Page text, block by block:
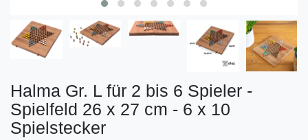
Halma Gr. L für 2 bis 6 Spieler -
Spielfeld 26 x 27 cm - 6 x 10
Spielstecker